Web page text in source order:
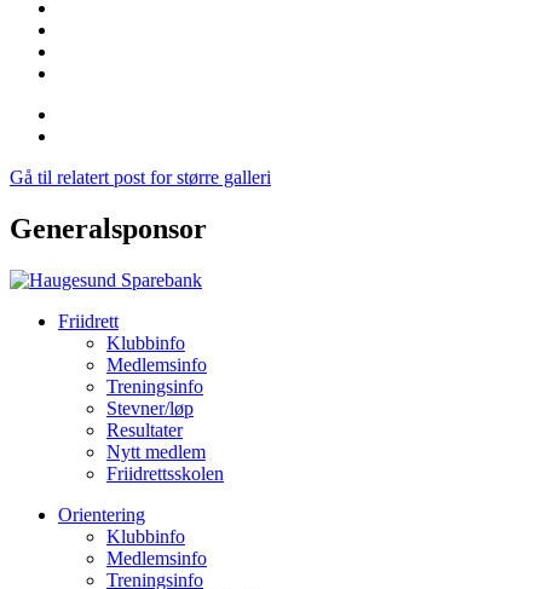
Gå til relatert post for større galleri
Generalsponsor
Friidrett
Klubbinfo
Medlemsinfo
Treningsinfo
Stevner/løp
Resultater
Nytt medlem
Friidrettsskolen
Orientering
Klubbinfo
Medlemsinfo
Treningsinfo